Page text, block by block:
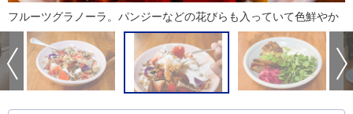
フルーツグラノーラ。パンジーなどの花びらも入っていて色鮮やか